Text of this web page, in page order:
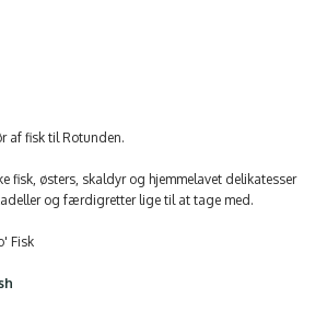
af fisk til Rotunden.
fisk, østers, skaldyr og hjemmelavet delikatesser
og færdigretter lige til at tage med.
Fisk